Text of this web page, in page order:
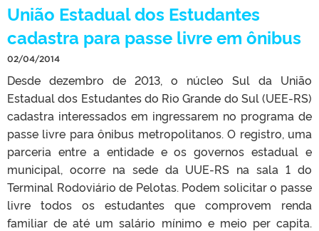
União Estadual dos Estudantes
cadastra para passe livre em ônibus
02/04/2014
Desde dezembro de 2013, o núcleo Sul da União
Estadual dos Estudantes do Rio Grande do Sul (UEE-RS)
cadastra interessados em ingressarem no programa de
passe livre para ônibus metropolitanos. O registro, uma
parceria entre a entidade e os governos estadual e
municipal, ocorre na sede da UUE-RS na sala 1 do
Terminal Rodoviário de Pelotas. Podem solicitar o passe
livre todos os estudantes que comprovem renda
familiar de até um salário mínimo e meio per capita.